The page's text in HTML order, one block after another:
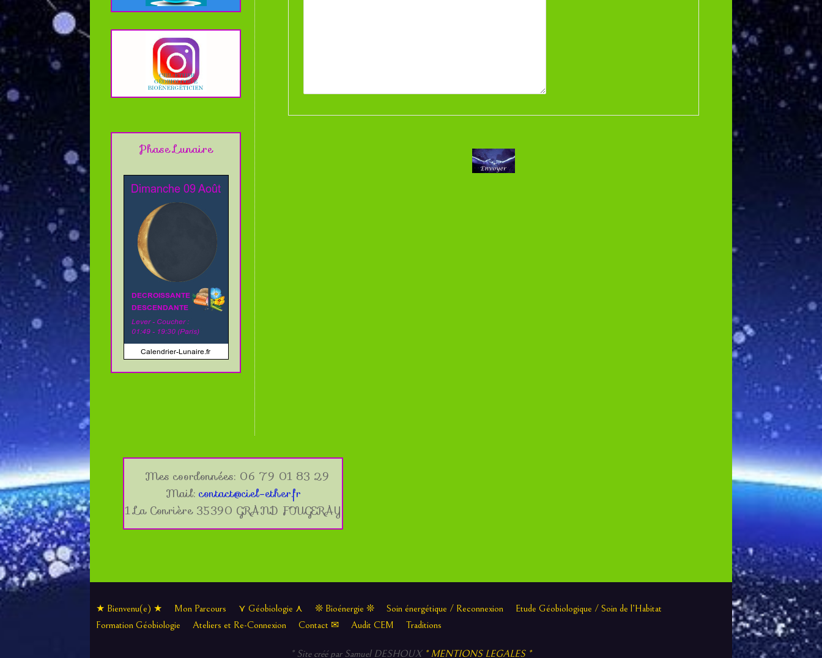
Phase Lunaire
Mes coordonnées: 06 79 01 83 29
Mail: contact@ciel-ether.fr
1 La Conrière 35390 GRAND FOUGERAY
★ Bienvenu(e) ★ Mon Parcours ⋎ Géobiologie ⋏ ❊ Bioénergie ❊ Soin énergétique / Reconnexion
Etude Géobiologique / Soin de l’Habitat
Formation Géobiologie
Ateliers et Re-Connexion Contact ✉ Audit CEM Traditions
* Site créé par Samuel DESHOUX * MENTIONS LEGALES *